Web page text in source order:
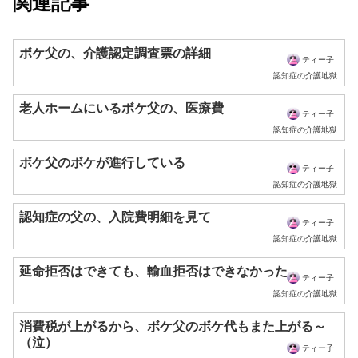
ボケ父の、介護認定調査票の詳細
ティー子
認知症の介護地獄
老人ホームにいるボケ父の、医療費
ティー子
認知症の介護地獄
ボケ父のボケが進行している
ティー子
認知症の介護地獄
認知症の父の、入院費明細を見て
ティー子
認知症の介護地獄
延命拒否はできても、輸血拒否はできなかった
ティー子
認知症の介護地獄
消費税が上がるから、ボケ父のボケ代もまた上がる～
（泣）
ティー子